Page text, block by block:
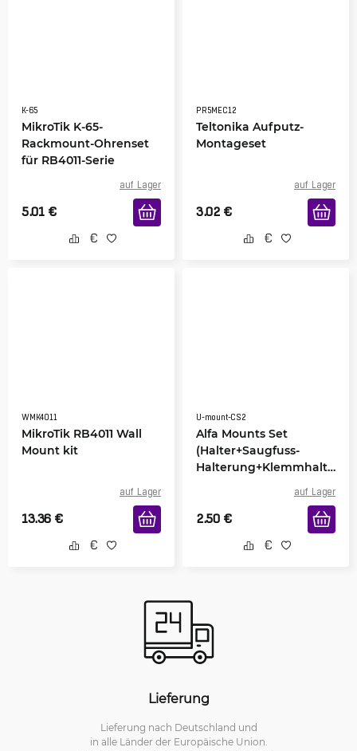
K-65
MikroTik K-65-
Rackmount-Ohrenset
für RB4011-Serie
auf Lager
5.01 €
PR5MEC12
Teltonika Aufputz-
Montageset
auf Lager
3.02 €
WMK4011
MikroTik RB4011 Wall
Mount kit
auf Lager
13.36 €
U-mount-CS2
Alfa Mounts Set
(Halter+Saugfuss-
Halterung+Klemmhalte
auf Lager
2.50 €
Lieferung
Lieferung nach Deutschland und
in alle Länder der Europäische Union.